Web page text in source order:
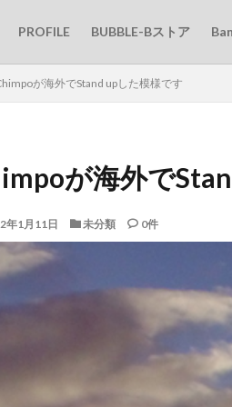
PROFILE BUBBLE-Bストア
が海外でStand upした模様です
が海外で
年1月11日 未分類 0件